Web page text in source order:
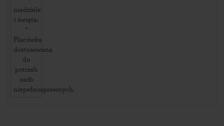
niedziele
i święta:
*
Placówka
dostosowana
do
potrzeb
osób
niepełnosprawnych.